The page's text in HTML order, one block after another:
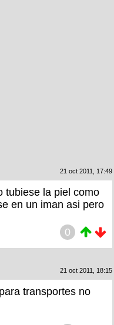
21 oct 2011, 17:49
tubiese la piel como
en un iman asi pero
0
21 oct 2011, 18:15
transportes no